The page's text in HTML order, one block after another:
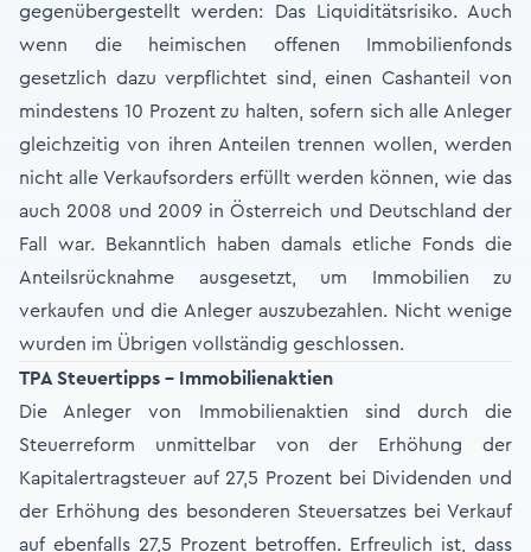
gegenübergestellt werden: Das Liquiditätsrisiko. Auch
wenn die heimischen offenen Immobilienfonds
gesetzlich dazu verpflichtet sind, einen Cashanteil von
mindestens 10 Prozent zu halten, sofern sich alle Anleger
gleichzeitig von ihren Anteilen trennen wollen, werden
nicht alle Verkaufsorders erfüllt werden können, wie das
auch 2008 und 2009 in Österreich und Deutschland der
Fall war. Bekanntlich haben damals etliche Fonds die
Anteilsrücknahme ausgesetzt, um Immobilien zu
verkaufen und die Anleger auszubezahlen. Nicht wenige
wurden im Übrigen vollständig geschlossen.
TPA Steuertipps - Immobilienaktien
Die Anleger von Immobilienaktien sind durch die
Steuerreform unmittelbar von der Erhöhung der
Kapitalertragsteuer auf 27,5 Prozent bei Dividenden und
der Erhöhung des besonderen Steuersatzes bei Verkauf
auf ebenfalls 27,5 Prozent betroffen. Erfreulich ist, dass